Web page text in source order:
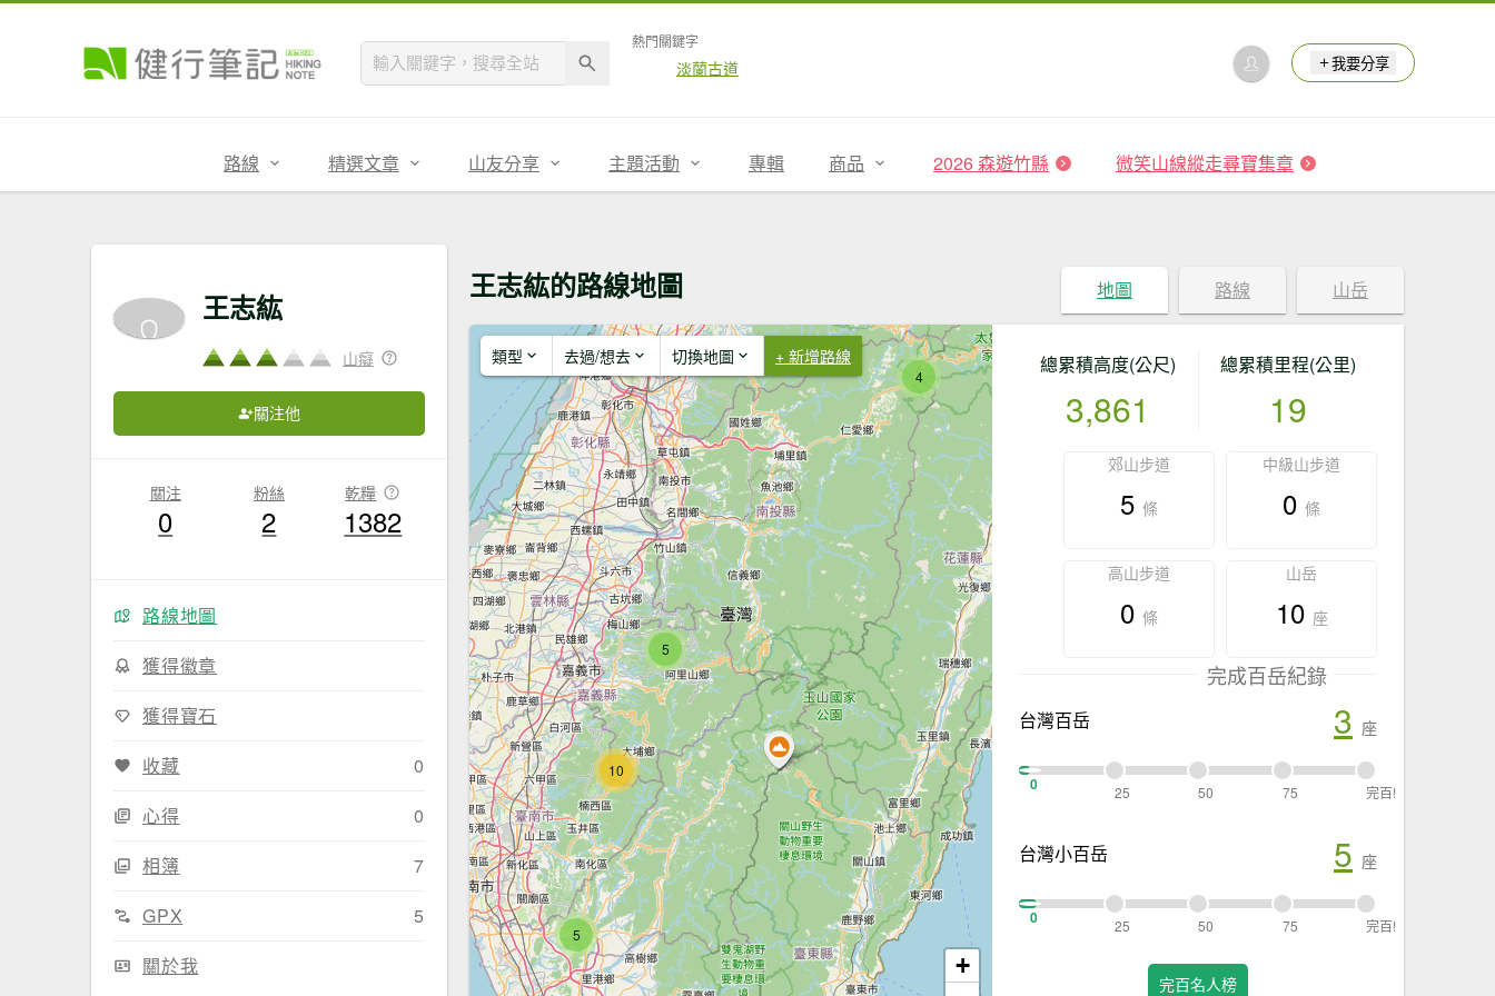
熱門關鍵字
淡蘭古道 我要分享
路線 精選文章 山友分享 主題活動 專輯 商品 2026 森遊竹縣 微笑山線縱走尋寶集章
王志紘
山癡
關注他
關注
0
粉絲
2
乾糧
1382
路線地圖
獲得徽章
獲得寶石
收藏
0
心得
0
相簿
7
GPX
5
關於我
王志紘的路線地圖 地圖 路線 山岳
類型 去過/想去 切換地圖 + 新增路線
4
5
10
5
+
總累積高度(公尺)
3,861
總累積里程(公里)
19
郊山步道
5 條
中級山步道
0 條
高山步道
0 條
山岳
10 座
完成百岳紀錄
台灣百岳 3 座
0 25 50 75 完百!
台灣小百岳 5 座
0 25 50 75 完百!
完百名人榜